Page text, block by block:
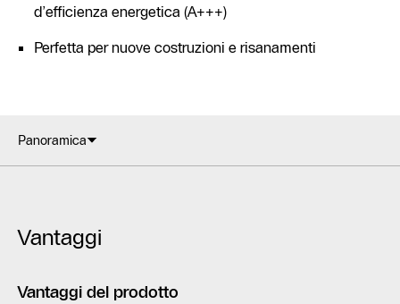
d’efficienza energetica (A+++)
Perfetta per nuove costruzioni e risanamenti
Panoramica
Vantaggi
Vantaggi del prodotto